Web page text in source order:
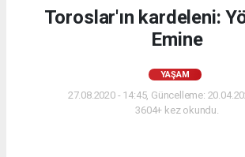
Toroslar'ın kardeleni:
Emine
YAŞAM
27.08.2020 - 14:45, Güncelleme:
3604+ kez okundu.